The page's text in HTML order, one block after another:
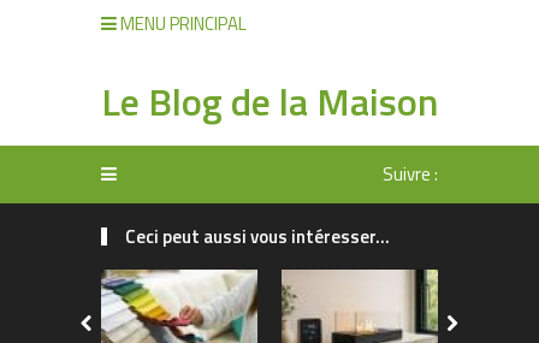
MENU PRINCIPAL
Le Blog de la Maison
Suivre :
Ceci peut aussi vous intéresser...